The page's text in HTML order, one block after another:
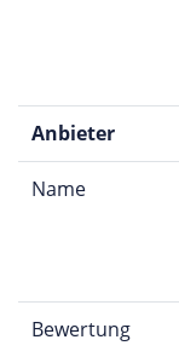
Anbieter
Name
Bewertung